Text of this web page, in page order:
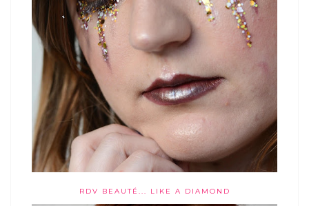
RDV BEAUTÉ... LIKE A DIAMOND